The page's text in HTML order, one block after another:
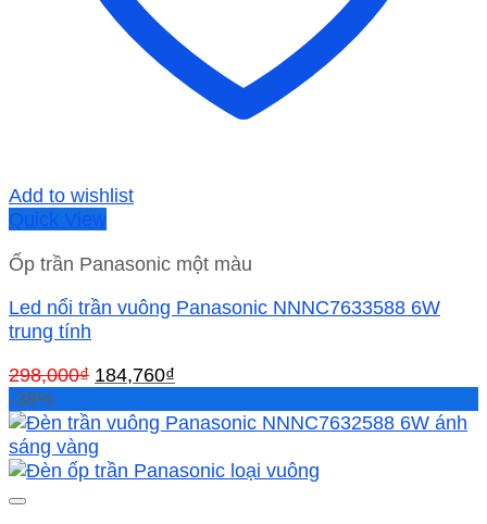
Add to wishlist
Quick View
Ốp trần Panasonic một màu
Led nổi trần vuông Panasonic NNNC7633588 6W
trung tính
298,000₫ Giá
là:
298,000₫.
184,760₫
tại
184,760₫.
-38%